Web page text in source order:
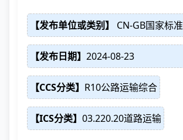
【发布单位或类别】 CN-GB国家标准
【发布日期】 2024-08-23
【CCS分类】 R10公路运输综合
【ICS分类】 03.220.20道路运输